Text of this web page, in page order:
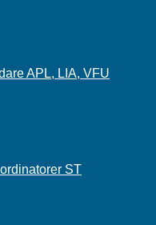
APL, LIA, VFU
ST